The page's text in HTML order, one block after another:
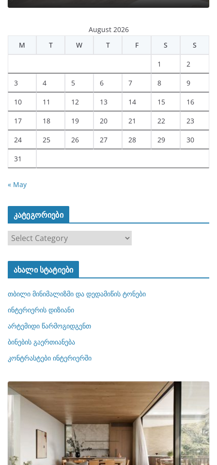
August 2026
M
T W T F S S
1 2
3 4 5 6 7 8 9
10 11 12 13 14 15 16
17 18 19 20 21 22 23
24 25 26 27 28 29 30
31
« May
კატეგორიები
ტ
ო
რ
ბ
ი
ახალი სტატიები
თბილი მინიმალიზმი და დედამიწის ტონები
ინტერიერის დიზიანი
არტემიდი წარმოგიდგენთ
ბინების გაერთიანება
კონტრასტები ინტერიერში